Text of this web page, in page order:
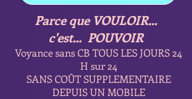
Parce que VOULOIR...
c'est... POUVOIR
Voyance sans CB TOUS LES JOURS 24
H sur 24
SANS COÛT SUPPLEMENTAIRE
DEPUIS UN MOBILE